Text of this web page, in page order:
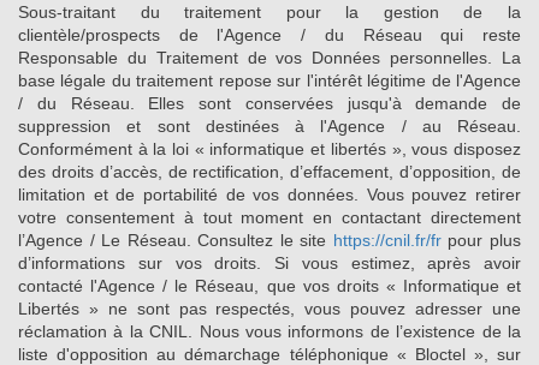
Sous-traitant du traitement pour la gestion de la
clientèle/prospects de l'Agence / du Réseau qui reste
Responsable du Traitement de vos Données personnelles. La
base légale du traitement repose sur l'intérêt légitime de l'Agence
/ du Réseau. Elles sont conservées jusqu'à demande de
suppression et sont destinées à l'Agence / au Réseau.
Conformément à la loi « informatique et libertés », vous disposez
des droits d’accès, de rectification, d’effacement, d’opposition, de
limitation et de portabilité de vos données. Vous pouvez retirer
votre consentement à tout moment en contactant directement
l’Agence / Le Réseau. Consultez le site https://cnil.fr/frpour plus
d’informations sur vos droits. Si vous estimez, après avoir
contacté l'Agence / le Réseau, que vos droits « Informatique et
Libertés » ne sont pas respectés, vous pouvez adresser une
réclamation à la CNIL. Nous vous informons de l’existence de la
liste d'opposition au démarchage téléphonique « Bloctel », sur